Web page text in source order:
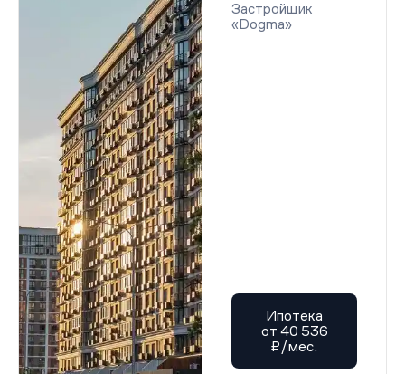
Застройщик
«Dogma»
Ипотека
от 40 536
₽/мес.